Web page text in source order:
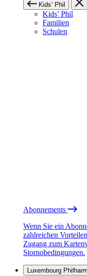
Kids’ Phil
Kids’ Phil
Familien
Schulen
Abonnements
Wenn Sie ein
zahlreichen
Zugang zum
Stornobedingungen.
Luxembourg